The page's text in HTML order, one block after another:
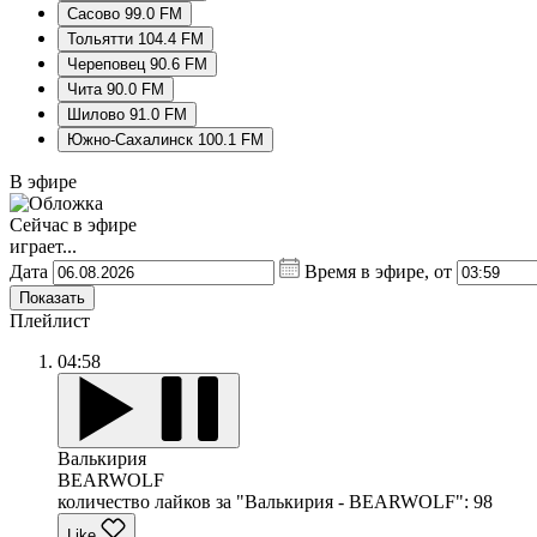
Сасово 99.0 FM
Тольятти 104.4 FM
Череповец 90.6 FM
Чита 90.0 FM
Шилово 91.0 FM
Южно-Сахалинск 100.1 FM
В эфире
Сейчас в эфире
играет...
Дата
Время в эфире, от
Показать
Плейлист
04:58
Валькирия
BEARWOLF
количество лайков за "Валькирия - BEARWOLF": 98